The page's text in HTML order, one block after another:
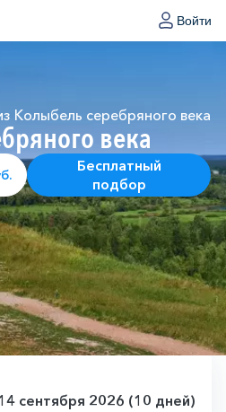
Войти
Колыбель серебряного века
века
Бесплатный
подбор
сентября 2026 (10 дней)